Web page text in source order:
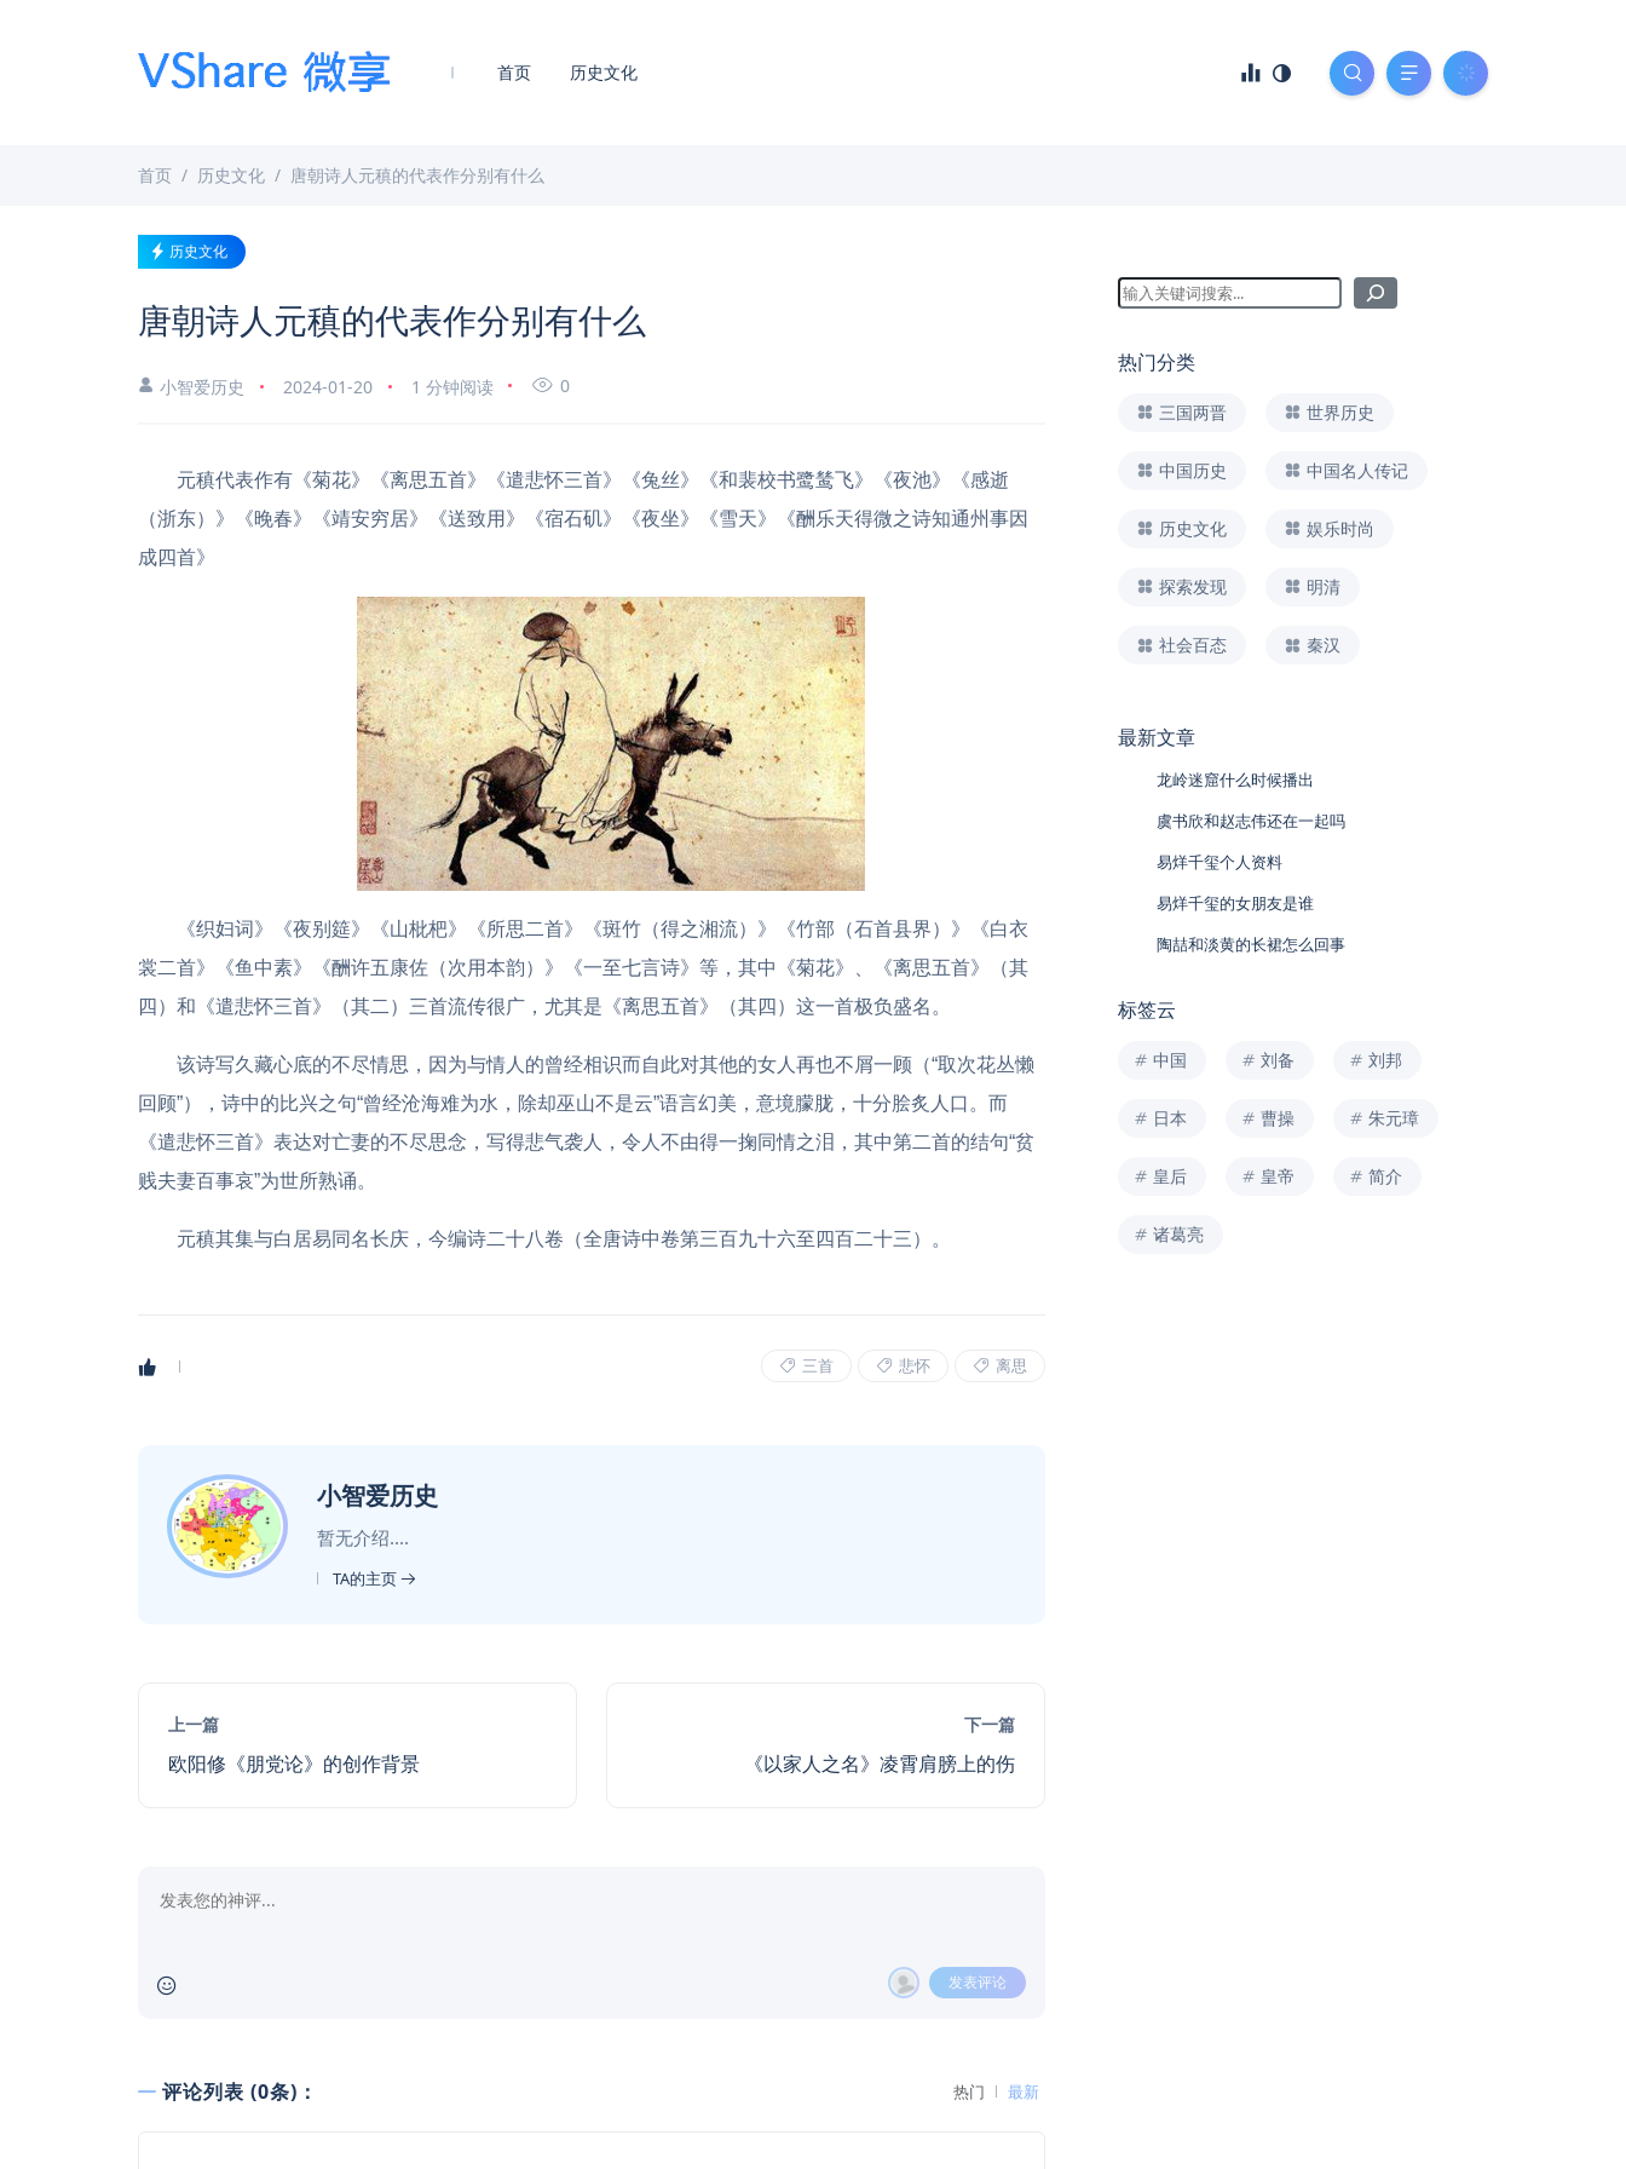
首页 历史文化
首页 历史文化 唐朝诗人元稹的代表作分别有什么
历史文化
唐朝诗人元稹的代表作分别有什么
小智爱历史 2024-01-20 1 分钟阅读 0
元稹代表作有《菊花》《离思五首》《遣悲怀三首》《兔丝》《和裴校书鹭鸶飞》《夜池》《感逝
（浙东）》《晚春》《靖安穷居》《送致用》《宿石矶》《夜坐》《雪天》《酬乐天得微之诗知通州事因
成四首》
《织妇词》《夜别筵》《山枇杷》《所思二首》《斑竹（得之湘流）》《竹部（石首县界）》《白衣
裳二首》《鱼中素》《酬许五康佐（次用本韵）》《一至七言诗》等，其中《菊花》、《离思五首》（其
四）和《遣悲怀三首》（其二）三首流传很广，尤其是《离思五首》（其四）这一首极负盛名。
该诗写久藏心底的不尽情思，因为与情人的曾经相识而自此对其他的女人再也不屑一顾（“取次花丛懒
回顾”），诗中的比兴之句“曾经沧海难为水，除却巫山不是云”语言幻美，意境朦胧，十分脍炙人口。而
《遣悲怀三首》表达对亡妻的不尽思念，写得悲气袭人，令人不由得一掬同情之泪，其中第二首的结句“贫
贱夫妻百事哀”为世所熟诵。
元稹其集与白居易同名长庆，今编诗二十八卷（全唐诗中卷第三百九十六至四百二十三）。
三首 悲怀 离思
小智爱历史
暂无介绍....
TA的主页
上一篇
欧阳修《朋党论》的创作背景
下一篇
《以家人之名》凌霄肩膀上的伤
发表评论
评论列表 (0条)： 热门 最新
热门分类
三国两晋 世界历史
中国历史 中国名人传记
历史文化 娱乐时尚
探索发现 明清
社会百态 秦汉
最新文章
龙岭迷窟什么时候播出
虞书欣和赵志伟还在一起吗
易烊千玺个人资料
易烊千玺的女朋友是谁
陶喆和淡黄的长裙怎么回事
标签云
中国 刘备 刘邦
日本 曹操 朱元璋
皇后 皇帝 简介
诸葛亮